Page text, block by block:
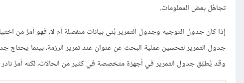
تجاهُل بعض المعلومات.
إذا كان جدول التوجيه وجدول التمرير بُنى بيانات منفصلة أم لا، فهو أمرٌ من
وقد يُطبَّق جدول التمرير في أجهزة متخصصة في كثير من الحالات، لكنه أمرٌ نادر